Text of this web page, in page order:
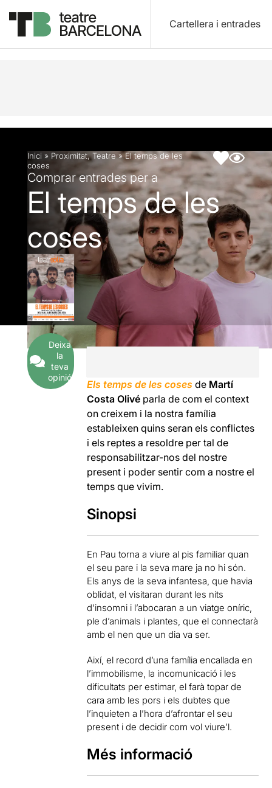
Cartellera i entrades
Descripció Fitxa artística Fotos i vídeos
Inici » Proximitat,Teatre »El temps de les
coses
Comprar entrades per a
El temps de les
coses
Deixa
la
teva
opinió
Els temps de les coses de Martí
Costa Olivé parla de com el context
on creixem i la nostra família
estableixen quins seran els conflictes
i els reptes a resoldre per tal de
responsabilitzar-nos del nostre
present i poder sentir com a nostre el
temps que vivim.
Sinopsi
En Pau torna a viure al pis familiar quan
el seu pare i la seva mare ja no hi són.
Els anys de la seva infantesa, que havia
oblidat, el visitaran durant les nits
d’insomni i l’abocaran a un viatge oníric,
ple d’animals i plantes, que el connectarà
amb el nen que un dia va ser.
Així, el record d’una família encallada en
l’immobilisme, la incomunicació i les
dificultats per estimar, el farà topar de
cara amb les pors i els dubtes que
l’inquieten a l’hora d’afrontar el seu
present i de decidir com vol viure’l.
Més informació